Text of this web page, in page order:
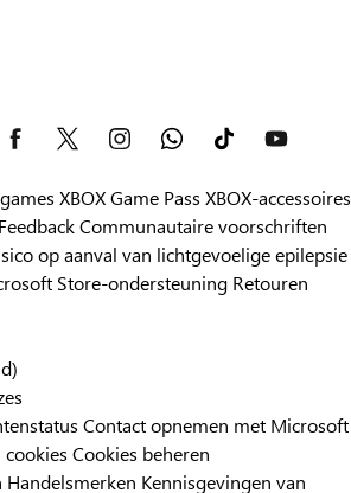
XBOX Game Pass XBOX-accessoires
FeedbackCommunautaire voorschriften
op aanval van lichtgevoelige epilepsie
Store-ondersteuning Retouren
Contact opnemen met Microsoft
cookies Cookies beheren
Handelsmerken Kennisgevingen van